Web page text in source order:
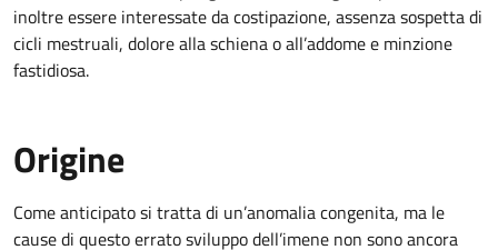
inoltre essere interessate da costipazione, assenza sospetta di
cicli mestruali, dolore alla schiena o all’addome e minzione
fastidiosa.
Origine
Come anticipato si tratta di un’anomalia congenita, ma le
cause di questo errato sviluppo dell’imene non sono ancora